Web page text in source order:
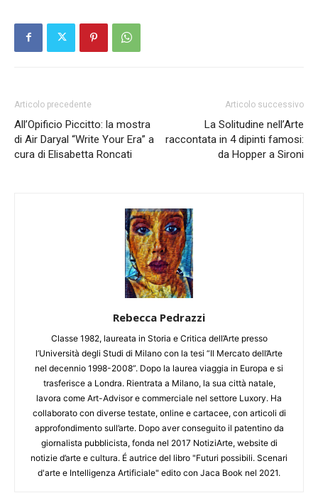
Articolo precedente
All’Opificio Piccitto: la mostra
di Air Daryal “Write Your Era” a
cura di Elisabetta Roncati
Articolo successivo
La Solitudine nell’Arte
raccontata in 4 dipinti famosi:
da Hopper a Sironi
Rebecca Pedrazzi
Classe 1982, laureata in Storia e Critica dell’Arte presso
l’Università degli Studi di Milano con la tesi “Il Mercato dell’Arte
nel decennio 1998-2008”. Dopo la laurea viaggia in Europa e si
trasferisce a Londra. Rientrata a Milano, la sua città natale,
lavora come Art-Advisor e commerciale nel settore Luxory. Ha
collaborato con diverse testate, online e cartacee, con articoli di
approfondimento sull’arte. Dopo aver conseguito il patentino da
giornalista pubblicista, fonda nel 2017 NotiziArte, website di
notizie d’arte e cultura. É autrice del libro "Futuri possibili. Scenari
d'arte e Intelligenza Artificiale" edito con Jaca Book nel 2021.